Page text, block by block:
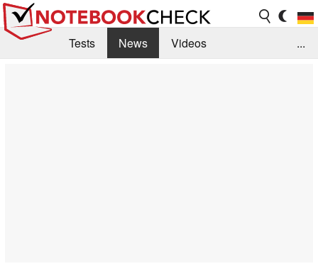
Tests News
Videos
...